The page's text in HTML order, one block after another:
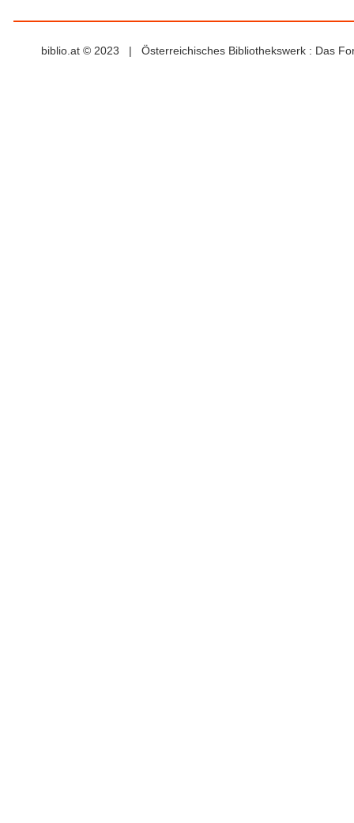
biblio.at © 2023 | Österreichisches Bibliothekswerk : Das